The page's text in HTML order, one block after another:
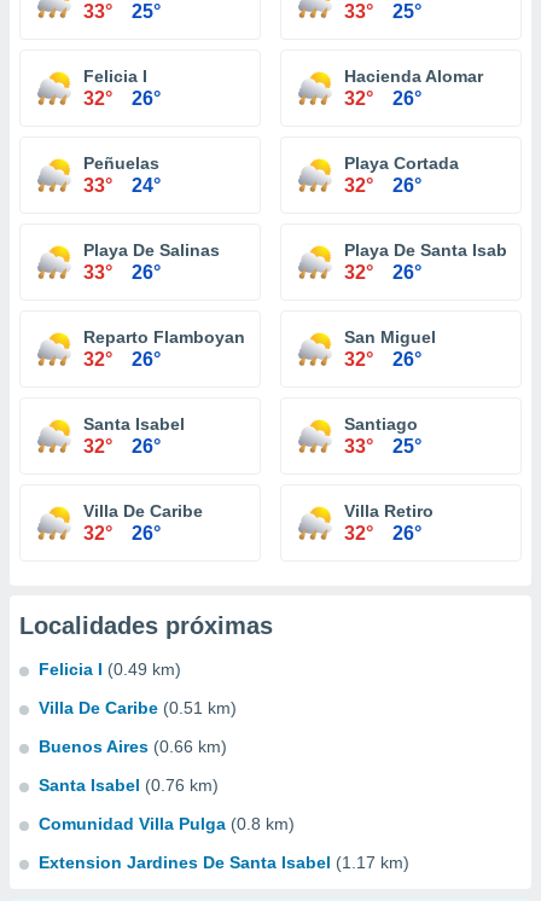
33° 25° 33° 25°
Felicia I
32° 26°
Hacienda Alomar
32° 26°
Peñuelas
33° 24°
Playa Cortada
32° 26°
Playa De Salinas
33° 26°
Playa De Santa Isabel
32° 26°
Reparto Flamboyan
32° 26°
San Miguel
32° 26°
Santa Isabel
32° 26°
Santiago
33° 25°
Villa De Caribe
32° 26°
Villa Retiro
32° 26°
Localidades próximas
Felicia I (0.49 km)
Villa De Caribe (0.51 km)
Buenos Aires (0.66 km)
Santa Isabel (0.76 km)
Comunidad Villa Pulga (0.8 km)
Extension Jardines De Santa Isabel (1.17 km)